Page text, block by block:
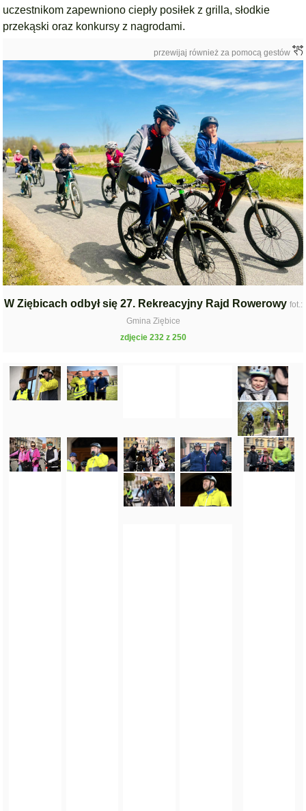
uczestnikom zapewniono ciepły posiłek z grilla, słodkie
przekąski oraz konkursy z nagrodami.
przewijaj również za pomocą gestów
W Ziębicach odbył się 27. Rekreacyjny Rajd Rowerowy fot.:
Gmina Ziębice
zdjęcie 232 z 250